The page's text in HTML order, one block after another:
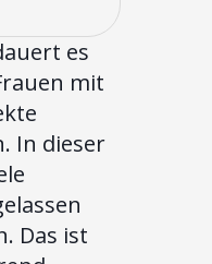
es
mit
In dieser
Das ist